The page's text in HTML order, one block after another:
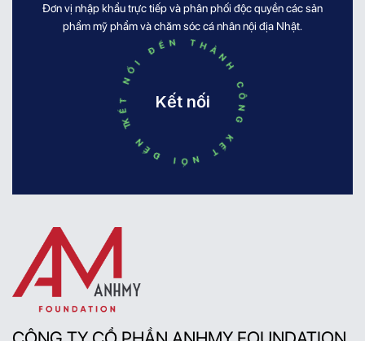
Đơn vị nhập khẩu trực tiếp và phân phối độc quyền các sản
phẩm mỹ phẩm và chăm sóc cá nhân nội địa Nhật.
KẾT NỐI ĐẾN THÀNH CÔNG KẾT NỐI ĐẾN THÀNH CÔNG
Kết nối